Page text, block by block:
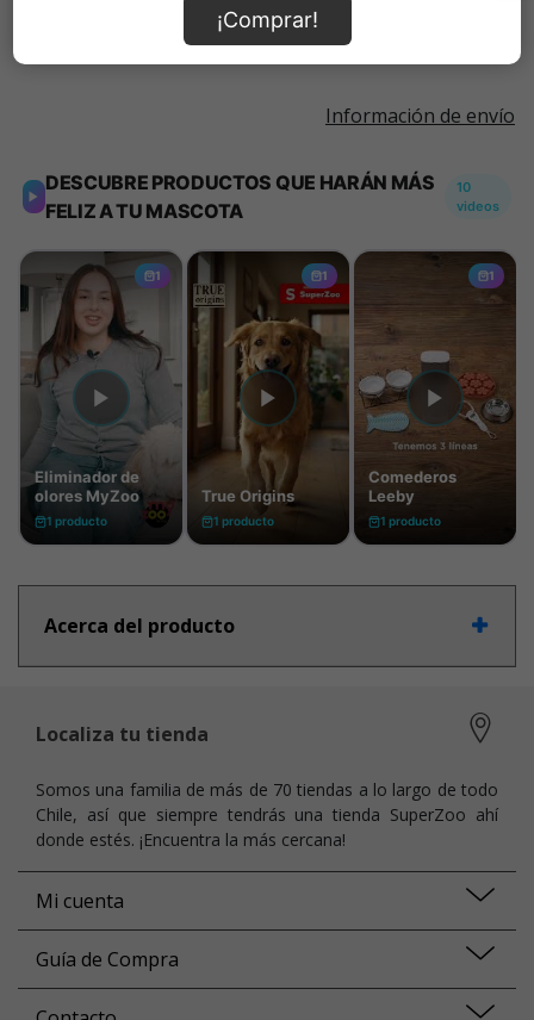
Añadir al carrito
Información de envío
Acerca del producto
¡Comprar!
Localiza tu tienda
Somos una familia de más de 70 tiendas a lo largo de todo
Chile, así que siempre tendrás una tienda SuperZoo ahí
donde estés. ¡Encuentra la más cercana!
Mi cuenta
Guía de Compra